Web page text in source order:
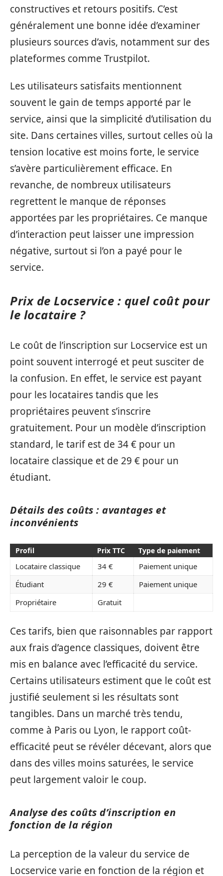
constructives et retours positifs. C’est
généralement une bonne idée d’examiner
plusieurs sources d’avis, notamment sur des
plateformes comme Trustpilot.
Les utilisateurs satisfaits mentionnent
souvent le gain de temps apporté par le
service, ainsi que la simplicité d’utilisation du
site. Dans certaines villes, surtout celles où la
tension locative est moins forte, le service
s’avère particulièrement efficace. En
revanche, de nombreux utilisateurs
regrettent le manque de réponses
apportées par les propriétaires. Ce manque
d’interaction peut laisser une impression
négative, surtout si l’on a payé pour le
service.
Prix de Locservice : quel coût pour
le locataire ?
Le coût de l’inscription sur Locservice est un
point souvent interrogé et peut susciter de
la confusion. En effet, le service est payant
pour les locataires tandis que les
propriétaires peuvent s’inscrire
gratuitement. Pour un modèle d’inscription
standard, le tarif est de 34 € pour un
locataire classique et de 29 € pour un
étudiant.
Détails des coûts : avantages et
inconvénients
Profil Prix TTC Type de paiement
Locataire classique 34 €
Paiement unique
Étudiant
29 €
Paiement unique
Propriétaire
Gratuit
Ces tarifs, bien que raisonnables par rapport
aux frais d’agence classiques, doivent être
mis en balance avec l’efficacité du service.
Certains utilisateurs estiment que le coût est
justifié seulement si les résultats sont
tangibles. Dans un marché très tendu,
comme à Paris ou Lyon, le rapport coût-
efficacité peut se révéler décevant, alors que
dans des villes moins saturées, le service
peut largement valoir le coup.
Analyse des coûts d’inscription en
fonction de la région
La perception de la valeur du service de
Locservice varie en fonction de la région et